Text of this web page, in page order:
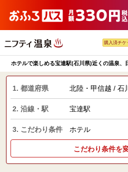
購入済チケ
ホテルで楽しめる宝達駅(石川県)近くの温泉、
1. 都道府県 北陸・甲信越 / 石
2. 沿線・駅 宝達駅
3. こだわり条件 ホテル
こだわり条件を